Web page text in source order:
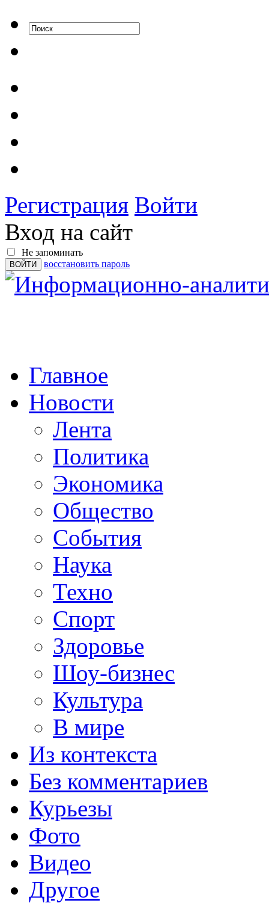
Регистрация Войти
Вход на сайт
Не запоминать
восстановить пароль
Главное
Новости
Лента
Политика
Экономика
Общество
События
Наука
Техно
Спорт
Здоровье
Шоу-бизнес
Культура
В мире
Из контекста
Без комментариев
Курьезы
Фото
Видео
Другое